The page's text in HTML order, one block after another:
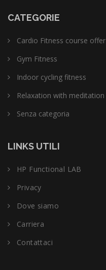
CATEGORIE
Cardio Fitness course offer
Gym Fitness
Indoor cycling fitness
Relaxation with meditation
Senza categoria
LINKS UTILI
HP Functional LAB
Privacy
Dove siamo
Carriera
Contattaci